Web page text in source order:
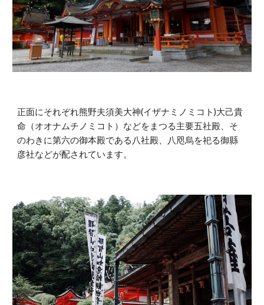
正面にそれぞれ熊野夫須美大神(イザナミノミコト)大己貴
命（オオナムチノミコト）などをまつる主要五社殿、そ
のわきに第六の御本殿である八社殿、八咫烏を祀る御縣
彦社などが配されています。